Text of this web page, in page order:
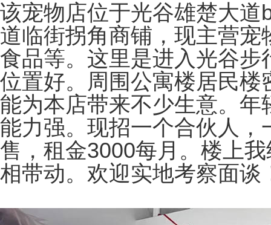
该宠物店位于光谷雄楚大
道临街拐角商铺，现主营
食品等。这里是进入光谷
位置好。周围公寓楼居民
能为本店带来不少生意。
能力强。现招一个合伙人
售，租金3000每月。楼上
相带动。欢迎实地考察面谈